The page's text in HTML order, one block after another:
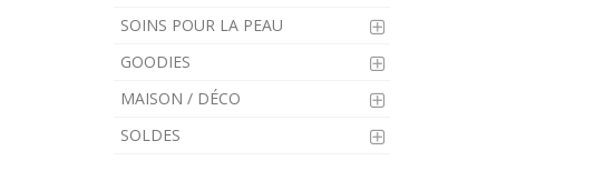
SOINS POUR LA PEAU
GOODIES
MAISON / DÉCO
SOLDES